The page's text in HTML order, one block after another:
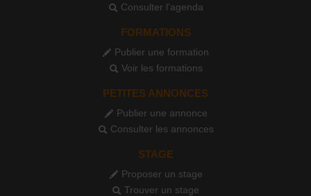
Consulter l'agenda
FORMATIONS
Publier une formation
Voir les formations
PETITES ANNONCES
Publier une annonce
Consulter les annonces
STAGE
Proposer un stage
Trouver un stage